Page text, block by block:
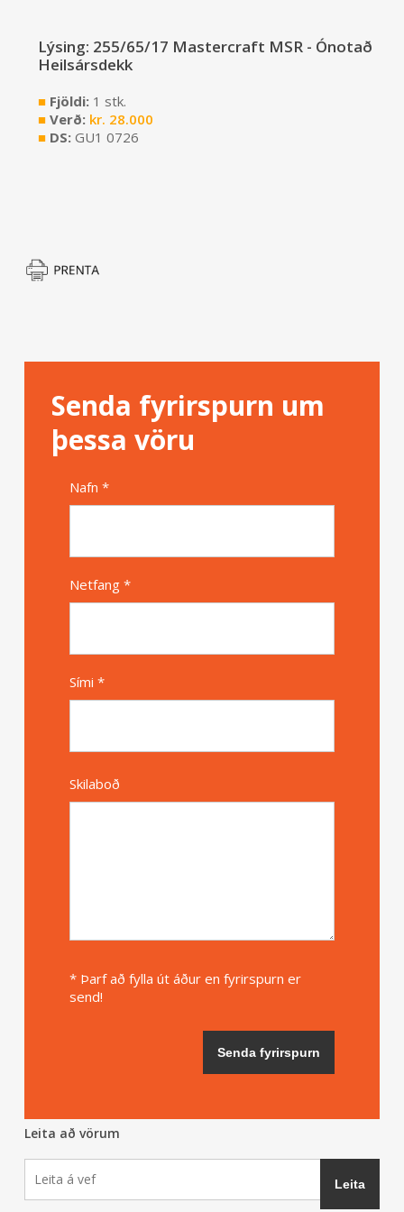
Lýsing: 255/65/17 Mastercraft MSR - Ónotað
Heilsársdekk
■Fjöldi: 1 stk.
■Verð: kr. 28.000
■DS: GU1 0726
Senda fyrirspurn um
þessa vöru
Nafn *
Netfang *
Sími *
Skilaboð
* Þarf að fylla út áður en fyrirspurn er
send!
Leita að vörum